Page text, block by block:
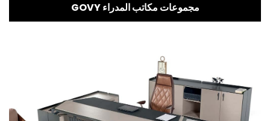
GOVY مجموعات مكاتب المدراء